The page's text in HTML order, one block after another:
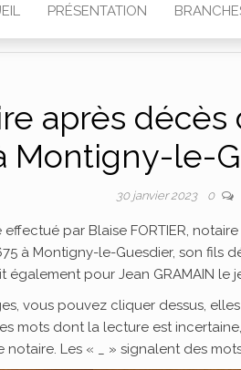
PRÉSENTATION
après décès
Montigny-le-
30 janvier 2023 0
effectué par Blaise FORTIER,
à Montigny-le-Guesdier, son fils
également pour Jean GRAMAIN le
vous pouvez cliquer dessus,
mots dont la lecture est
Les « _ » signalent des